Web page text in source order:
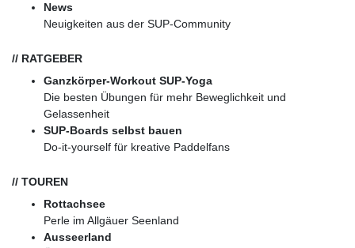
News
Neuigkeiten aus der SUP-Community
// RATGEBER
Ganzkörper-Workout SUP-Yoga
Die besten Übungen für mehr Beweglichkeit und
Gelassenheit
SUP-Boards selbst bauen
Do-it-yourself für kreative Paddelfans
// TOUREN
Rottachsee
Perle im Allgäuer Seenland
Ausseerland